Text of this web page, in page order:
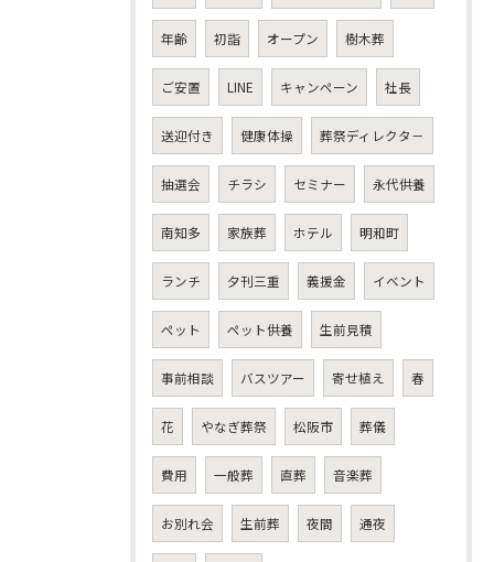
年齢 初詣 オープン 樹木葬
ご安置 LINE キャンペーン 社長
送迎付き 健康体操 葬祭ディレクタ－
抽選会 チラシ セミナー 永代供養
南知多 家族葬 ホテル 明和町
ランチ 夕刊三重 義援金 イベント
ペット ペット供養 生前見積
事前相談 バスツアー 寄せ植え 春
花 やなぎ葬祭 松阪市 葬儀
費用 一般葬 直葬 音楽葬
お別れ会 生前葬 夜間 通夜